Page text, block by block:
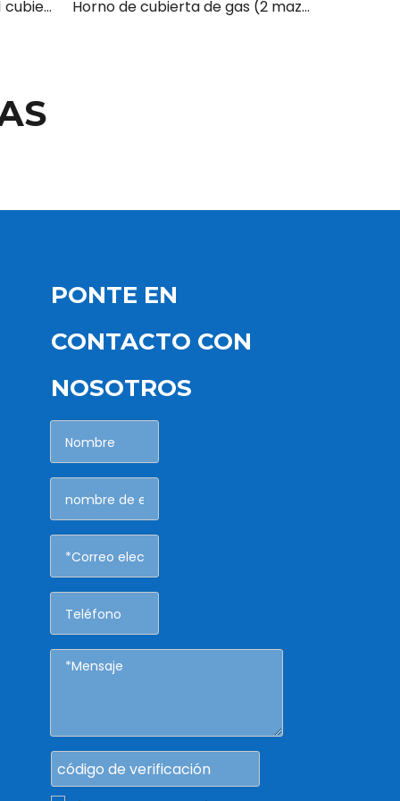
Horno de cubierta de gas (1 cubierta 3 bandejas) Horno de cubierta de gas (2 mazos 6 bandejas)
PONTE EN
CONTACTO CON
NOSOTROS